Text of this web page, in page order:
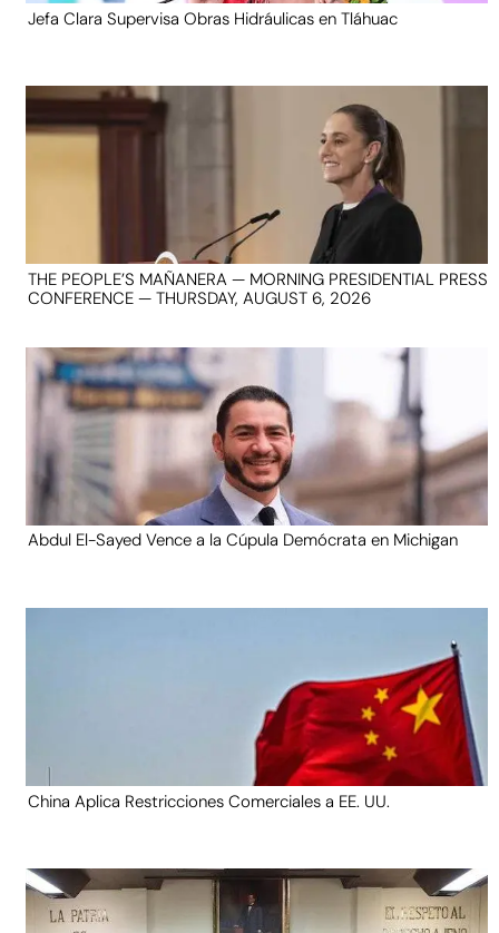
Jefa Clara Supervisa Obras Hidráulicas en Tláhuac
THE PEOPLE’S MAÑANERA — MORNING PRESIDENTIAL PRESS
CONFERENCE — THURSDAY, AUGUST 6, 2026
Abdul El-Sayed Vence a la Cúpula Demócrata en Michigan
China Aplica Restricciones Comerciales a EE. UU.